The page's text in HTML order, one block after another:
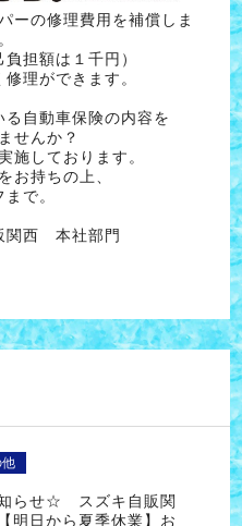
ーの修理費用を補償しま
負担額は１千円）
理ができます。
自動車保険の内容を
せんか？
施しております。
お持ちの上、
で。
関西 本社部門
らせ☆ スズキ自販関
日から夏季休業】お